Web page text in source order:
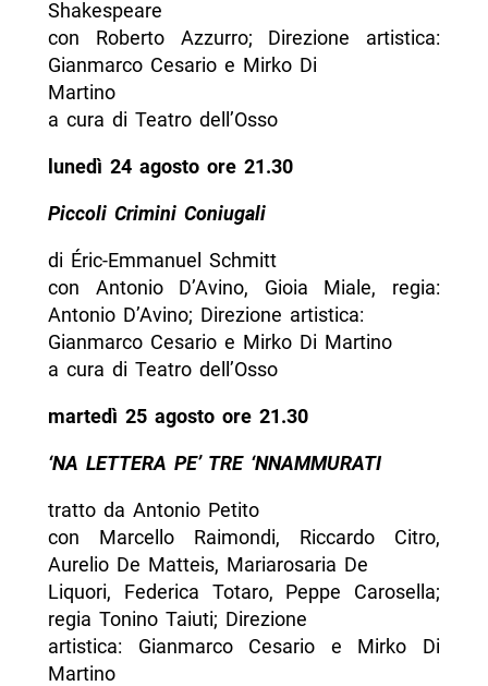
Shakespeare
con Roberto Azzurro; Direzione artistica:
Gianmarco Cesario e Mirko Di
Martino
a cura di Teatro dell’Osso
lunedì 24 agosto ore 21.30
Piccoli Crimini Coniugali
di Éric-Emmanuel Schmitt
con Antonio D’Avino, Gioia Miale, regia:
Antonio D’Avino; Direzione artistica:
Gianmarco Cesario e Mirko Di Martino
a cura di Teatro dell’Osso
martedì 25 agosto ore 21.30
‘NA LETTERA PE’ TRE ‘NNAMMURATI
tratto da Antonio Petito
con Marcello Raimondi, Riccardo Citro,
Aurelio De Matteis, Mariarosaria De
Liquori, Federica Totaro, Peppe Carosella;
regia Tonino Taiuti; Direzione
artistica: Gianmarco Cesario e Mirko Di
Martino